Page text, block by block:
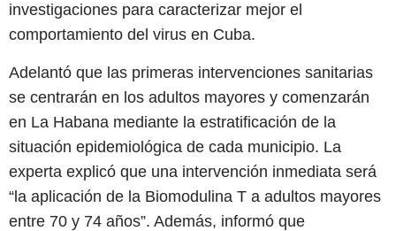
investigaciones para caracterizar mejor el
comportamiento del virus en Cuba.
Adelantó que las primeras intervenciones sanitarias
se centrarán en los adultos mayores y comenzarán
en La Habana mediante la estratificación de la
situación epidemiológica de cada municipio. La
experta explicó que una intervención inmediata será
“la aplicación de la Biomodulina T a adultos mayores
entre 70 y 74 años”. Además, informó que